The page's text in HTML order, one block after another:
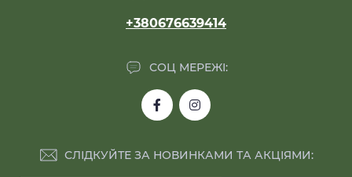
+380676639414
СОЦ МЕРЕЖІ:
СЛІДКУЙТЕ ЗА НОВИНКАМИ ТА АКЦІЯМИ: